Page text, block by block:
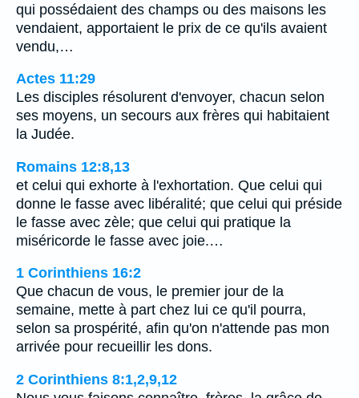
qui possédaient des champs ou des maisons les
vendaient, apportaient le prix de ce qu'ils avaient
vendu,…
Actes 11:29
Les disciples résolurent d'envoyer, chacun selon
ses moyens, un secours aux frères qui habitaient
la Judée.
Romains 12:8,13
et celui qui exhorte à l'exhortation. Que celui qui
donne le fasse avec libéralité; que celui qui préside
le fasse avec zèle; que celui qui pratique la
miséricorde le fasse avec joie.…
1 Corinthiens 16:2
Que chacun de vous, le premier jour de la
semaine, mette à part chez lui ce qu'il pourra,
selon sa prospérité, afin qu'on n'attende pas mon
arrivée pour recueillir les dons.
2 Corinthiens 8:1,2,9,12